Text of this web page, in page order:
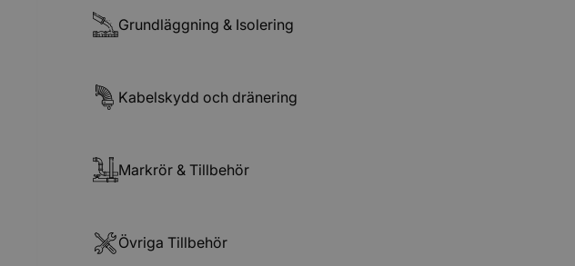
Grundläggning & Isolering
Kabelskydd och dränering
Markrör & Tillbehör
Övriga Tillbehör